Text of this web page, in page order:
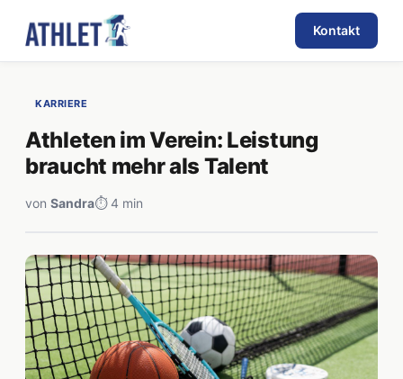
Kontakt
KARRIERE
Athleten im Verein: Leistung
braucht mehr als Talent
von Sandra⏱ 4 min